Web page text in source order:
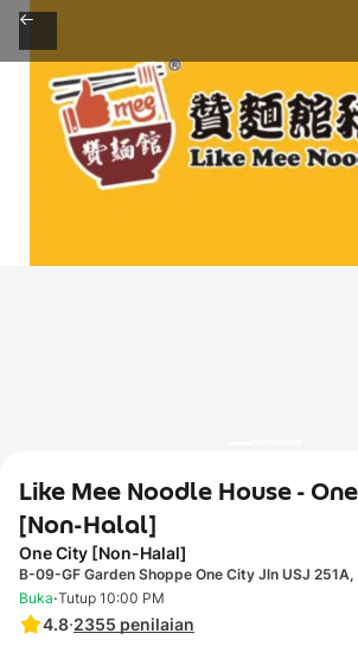
Like Mee Noodle House -
[Non-Halal]
One City [Non-Halal]
B-09-GF Garden Shoppe One City Jln USJ
4.8·2355 penilaian
Buka·Tutup 10:00 PM